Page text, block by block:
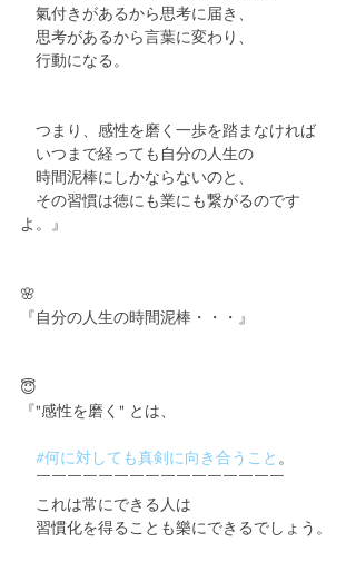
氣付きがあるから思考に届き、
思考があるから言葉に変わり、
行動になる。
つまり、感性を磨く一歩を踏まなければ
いつまで経っても自分の人生の
時間泥棒にしかならないのと、
その習慣は徳にも業にも繋がるのです
よ。』
🌸
『自分の人生の時間泥棒・・・』
😇
『"感性を磨く" とは、
#何に対しても真剣に向き合うこと 。
￣￣￣￣￣￣￣￣￣￣￣￣￣￣￣￣
これは常にできる人は
習慣化を得ることも樂にできるでしょう。